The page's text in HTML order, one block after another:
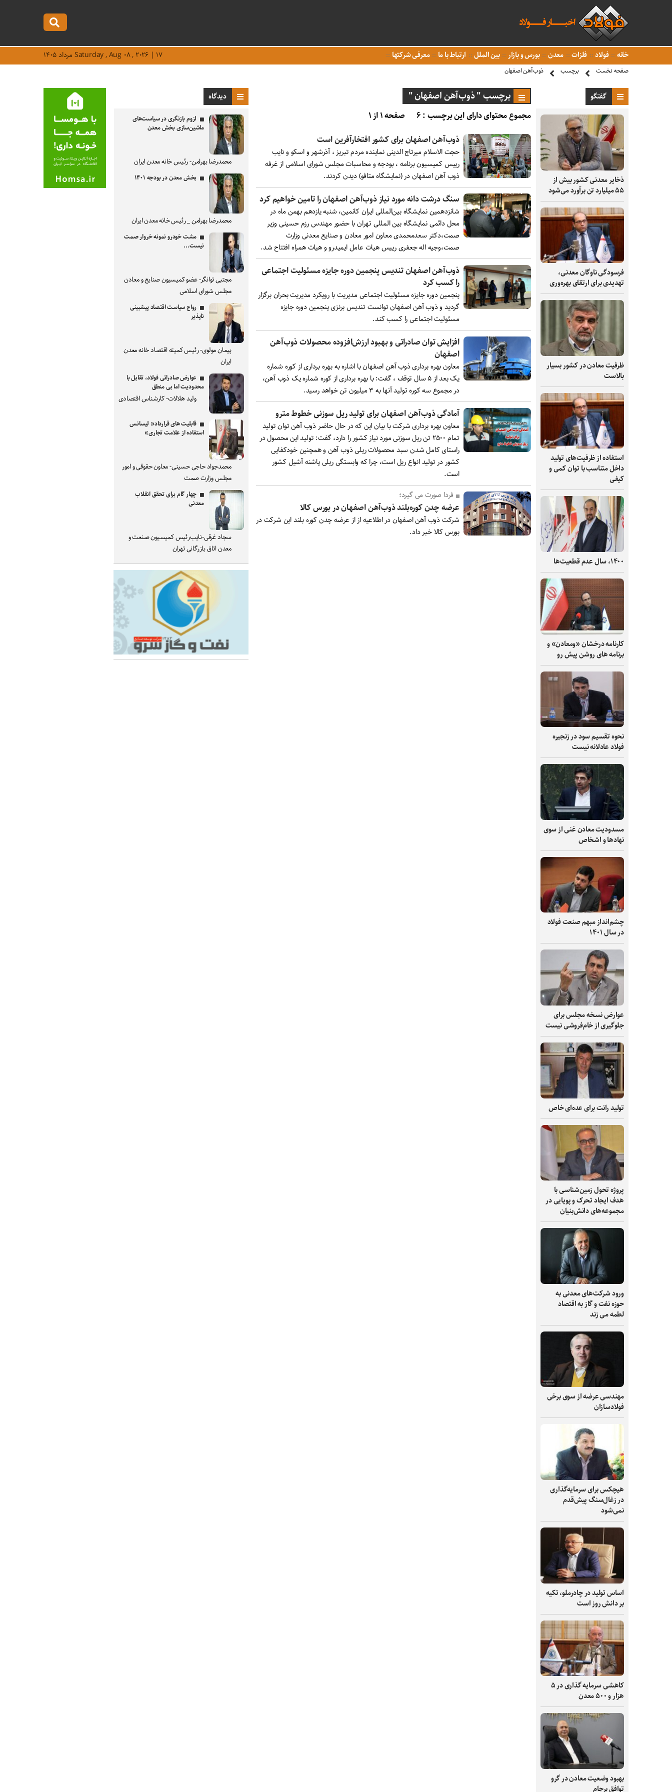
خانه فولاد فلزات معدن بورس و بازار بین الملل ارتباط با ما معرفی شرکتها Saturday , Aug ۰۸ , ۲۰۲۶ | ۱۷ مرداد ۱۴۰۵
صفحه نخست برچسب ذوب‌آهن اصفهان
گفتگو
ذخایر معدنی کشور بیش از
۵۵ میلیارد تن برآورد می‌شود
فرسودگی ناوگان معدنی،
تهدیدی برای ارتقای بهره‌وری
ظرفیت‌ معادن در کشور بسیار
بالاست
استفاده از ظرفیت‌های تولید
داخل متناسب با توان کمی و
کیفی
۱۴۰۰، سال عدم قطعیت‌ها
کارنامه درخشان «ومعادن» و
برنامه های روشن پیش رو
نحوه تقسیم سود در زنجیره
فولاد عادلانه نیست
مسدودیت معادن غنی از سوی
نهادها و اشخاص
چشم‌انداز مبهم صنعت فولاد
در سال ۱۴۰۱
عوارض نسخه مجلس برای
جلوگیری از خام‌فروشی نیست
تولید رانت برای عده‌ای خاص
پروژه تحول زمین‌شناسی با
هدف ایجاد تحرک و پویایی در
مجموعه‌های دانش‌بنیان
ورود شرکت‌های معدنی به
حوزه نفت و گاز به اقتصاد
لطمه می زند
مهندسی عرضه از سوی برخی
فولادسازان
هیچکس برای سرمایه‌گذاری
در زغال‌سنگ پیش‌قدم
نمی‌شود
اساس تولید در چادرملو، تکیه
بر دانش‌ روز است
کاهشی سرمایه گذاری در ۵
هزار و ۵۰۰ معدن
بهبود وضعیت معادن در گرو
توافق برجام
برچسب " ذوب‌آهن اصفهان "
مجموع محتوای دارای این برچسب : ۶
صفحه ۱ از ۱
ذوب‌آهن اصفهان برای کشور افتخارآفرین است
حجت الاسلام میرتاج الدینی نماینده مردم تبریز ، آذرشهر و اسکو و نایب
رییس کمیسیون برنامه ، بودجه و محاسبات مجلس شورای اسلامی از غرفه
ذوب‌ آهن اصفهان در (نمایشگاه متافو) دیدن کردند.
سنگ درشت دانه مورد نیاز ذوب‌آهن اصفهان را تامین خواهیم کرد
شانزدهمین نمایشگاه بین‌المللی ایران کانمین، شنبه یازدهم بهمن ماه در
محل دائمی نمایشگاه بین المللی تهران با حضور مهندس رزم حسینی وزیر
صمت،دکتر سعدمحمدی معاون امور معادن و صنایع معدنی وزارت
صمت،وجیه اله جعفری رییس هیات عامل ایمیدرو و هیات همراه افتتاح شد.
ذوب‌آهن اصفهان تندیس پنجمین دوره جایزه مسئولیت اجتماعی
را کسب کرد
پنجمین دوره جایزه مسئولیت اجتماعی مدیریت با رویکرد مدیریت بحران برگزار
گردید و ذوب آهن اصفهان توانست تندیس برنزی پنجمین دوره جایزه
مسئولیت اجتماعی را کسب کند.
افزایش توان صادراتی و بهبود ارزش‌افزوده محصولات ذوب‌آهن
اصفهان
معاون بهره برداری ذوب آهن اصفهان با اشاره به بهره برداری از کوره شماره
یک بعد از ۵ سال توقف ، گفت: با بهره برداری از کوره شماره یک ذوب آهن،
در مجموع سه کوره تولید آنها به ۳ میلیون تن خواهد رسید.
آمادگی ذوب‌آهن اصفهان برای تولید ریل سوزنی خطوط مترو
معاون بهره برداری شرکت با بیان این که در حال حاضر ذوب آهن توان تولید
تمام ۲۵۰۰ تن ریل سوزنی مورد نیاز کشور را دارد، گفت: تولید این محصول در
راستای کامل شدن سبد محصولات ریلی ذوب آهن و همچنین خودکفایی
کشور در تولید انواع ریل است، چرا که وابستگی ریلی پاشنه آشیل کشور
است.
فردا صورت می گیرد؛
عرضه چدن کوره‌بلند ذوب‌آهن اصفهان در بورس کالا
شرکت ذوب آهن اصفهان در اطلاعیه از از عرضه چدن کوره بلند این شرکت در
بورس کالا خبر داد.
دیدگاه
لزوم بازنگری در سیاست‌های
ماشین‌سازی بخش معدن
محمدرضا بهرامن- رئیس خانه معدن ایران
بخش معدن در بودجه ۱۴۰۱
محمدرضا بهرامن _ رئیس خانه معدن ایران
مشت خودرو نمونه خروار صمت
نیست...
مجتبی توانگر- عضو کمیسیون صنایع و معادن
مجلس شورای اسلامی
رواج سیاست اقتصاد پیشبینی
ناپذیر
پیمان مولوی- رئیس کمیته اقتصاد خانه معدن
ایران
عوارض صادراتی فولاد، تقابل با
محدودیت اما بی منطق
ولید هلالات- کارشناس اقتصادی
قابلیت های قرارداد« لیسانس
استفاده از علامت تجاری»
محمدجواد حاجی حسینی- معاون حقوقی و امور
مجلس وزارت صمت
چهار گام برای تحقق انقلاب
معدنی
سجاد غرقی-نایب‌رئیس کمیسیون صنعت و
معدن اتاق بازرگانی تهران